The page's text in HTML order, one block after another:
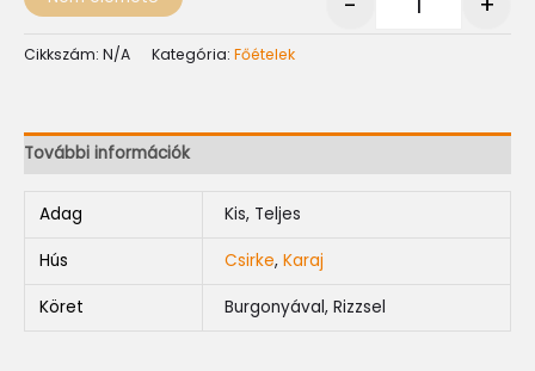
Cikkszám: N/A Kategória: Főételek
További információk
Adag Kis, Teljes
Hús Csirke,Karaj
Köret Burgonyával, Rizzsel